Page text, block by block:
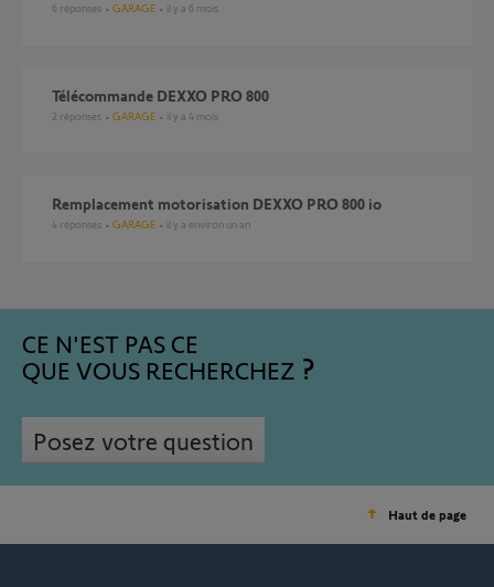
6 réponses GARAGE il y a 6 mois
Télécommande DEXXO PRO 800
2 réponses GARAGE il y a 4 mois
Remplacement motorisation DEXXO PRO 800 io
4 réponses GARAGE il y a environ un an
CE N'EST PAS CE
QUE VOUS RECHERCHEZ
Posez votre question
Haut de page